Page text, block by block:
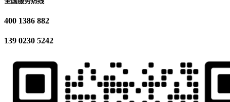
400 1386 882
139 0230 5242